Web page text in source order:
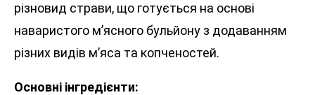
різновид страви, що готується на основі
наваристого м’ясного бульйону з додаванням
різних видів м’яса та копченостей.
Основні інгредієнти: